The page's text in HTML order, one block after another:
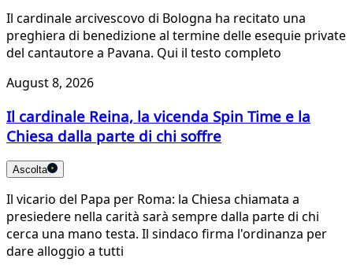
Il cardinale arcivescovo di Bologna ha recitato una
preghiera di benedizione al termine delle esequie private
del cantautore a Pavana. Qui il testo completo
August 8, 2026
Il cardinale Reina, la vicenda Spin Time e la
Chiesa dalla parte di chi soffre
Ascolta
Il vicario del Papa per Roma: la Chiesa chiamata a
presiedere nella carità sarà sempre dalla parte di chi
cerca una mano testa. Il sindaco firma l'ordinanza per
dare alloggio a tutti